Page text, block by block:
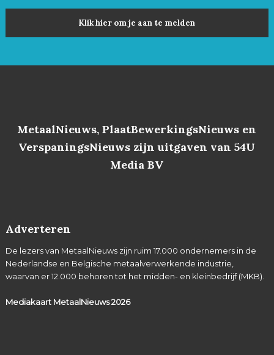
Klik hier om je aan te melden
MetaalNieuws, PlaatBewerkingsNieuws en
VerspaningsNieuws zijn uitgaven van 54U
Media BV
Adverteren
De lezers van MetaalNieuws zijn ruim 17.000 ondernemers in de
Nederlandse en Belgische metaalverwerkende industrie,
waarvan er 12.000 behoren tot het midden- en kleinbedrijf (MKB).
Mediakaart MetaalNieuws2026